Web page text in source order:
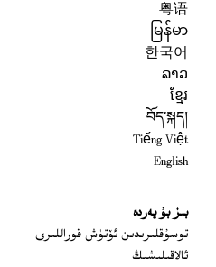
粤语
မြန်မာ
한국어
ລາວ
ខ្មែរ
བོད་སྐད།
Tiếng Việt
English
بىز بۇ يەردە
توسۇقلىرىدىن ئۆتۈش قوراللىرى
ئالاقىلىشىڭ